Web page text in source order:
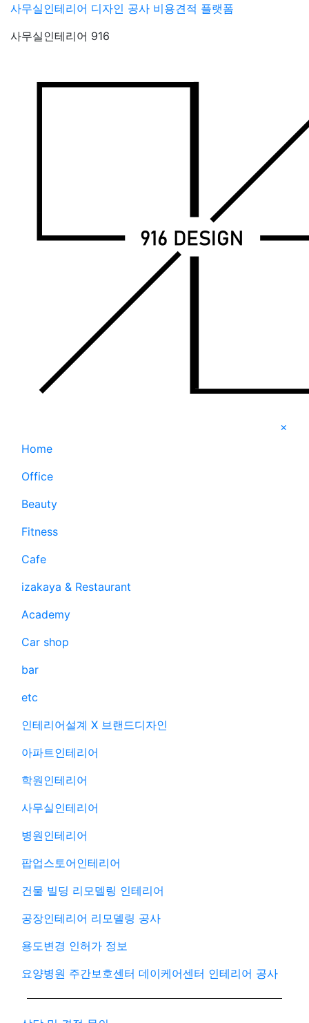
Skip
content
사무실인테리어 디자인 공사 비용견적 플랫폼
사무실인테리어 916
×
Home
Office
Beauty
Fitness
Cafe
izakaya & Restaurant
Academy
Car shop
bar
etc
인테리어설계 X 브랜드디자인
아파트인테리어
학원인테리어
사무실인테리어
병원인테리어
팝업스토어인테리어
건물 빌딩 리모델링 인테리어
공장인테리어 리모델링 공사
용도변경 인허가 정보
요양병원 주간보호센터 데이케어센터 인테리어 공사